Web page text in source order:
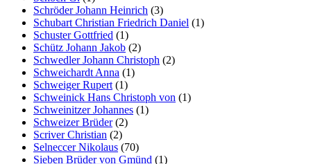
Schröder Johann Heinrich (3)
Schubart Christian Friedrich Daniel (1)
Schuster Gottfried (1)
Schütz Johann Jakob (2)
Schwedler Johann Christoph (2)
Schweichardt Anna (1)
Schweiger Rupert (1)
Schweinick Hans Christoph von (1)
Schweinitzer Johannes (1)
Schweizer Brüder(2)
Scriver Christian (2)
Selneccer Nikolaus (70)
Sieben Brüder von Gmünd (1)